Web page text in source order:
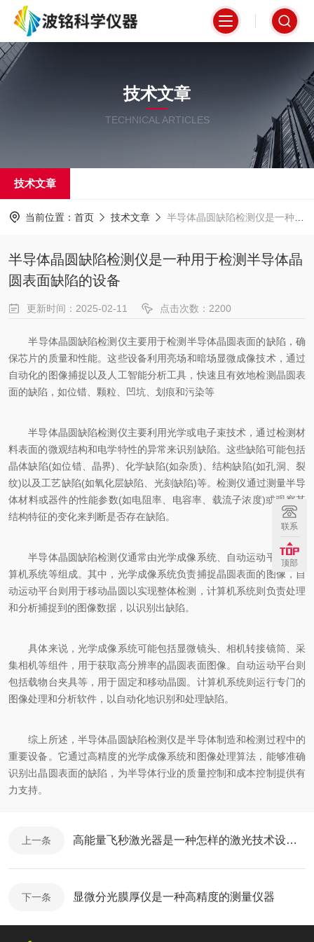
技术文章
TECHNICAL ARTICLES
技术文章
当前位置： 首页 技术文章 半导体晶圆缺陷检测仪是一种用于检测半导体晶圆表面缺陷的设备
半导体晶圆缺陷检测仪是一种用于检测半导体晶
圆表面缺陷的设备
更新时间：2025-02-11 点击次数：2200
‌半导体晶圆缺陷检测仪主要用于检测半导体晶圆表面的缺陷，确
保芯片的质量和性能‌。这些设备利用亮场和暗场显微成像技术，通过
自动化的图像捕捉以及人工智能分析工具，快速且有效地检测晶圆表
面的缺陷，如位错、颗粒、凹坑、划痕和污染等‌
半导体晶圆缺陷检测仪主要利用光学或电子束技术，通过检测材
料表面的微观结构和电学特性的异常来识别缺陷。这些缺陷可能包括
晶体缺陷(如位错、晶界)、化学缺陷(如杂质)、结构缺陷(如孔洞、裂
纹)以及工艺缺陷(如氧化层缺陷、光刻缺陷)等。检测仪通过测量半导
体材料或器件的性能参数(如电阻率、电容率、载流子浓度)或观察其
结构特征的变化来判断是否存在缺陷。
半导体晶圆缺陷检测仪通常由光学成像系统、自动运动平台、计
算机系统等组成。其中，光学成像系统负责捕捉晶圆表面的图像，自
动运动平台则用于移动晶圆以实现整体检测，计算机系统则负责处理
和分析捕捉到的图像数据，以识别出缺陷。
具体来说，光学成像系统可能包括显微镜头、相机转接镜筒、采
集相机等组件，用于获取高分辨率的晶圆表面图像。自动运动平台则
包括载物台夹具等，用于固定和移动晶圆。计算机系统则运行专门的
图像处理和分析软件，以自动化地识别和处理缺陷。
综上所述，半导体晶圆缺陷检测仪是半导体制造和检测过程中的
重要设备。它通过高精度的光学成像系统和图像处理算法，能够准确
识别出晶圆表面的缺陷，为半导体行业的质量控制和成本控制提供有
力支持。
上一条 高能量飞秒激光器是一种怎样的激光技术设备呢
下一条 显微分光膜厚仪是一种高精度的测量仪器
联系
顶部